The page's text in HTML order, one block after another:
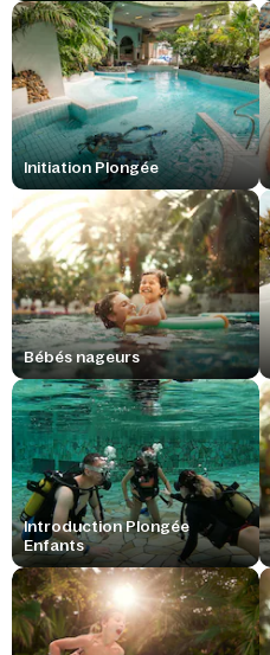
Initiation Plongée
Bébés nageurs
Introduction Plongée
Enfants